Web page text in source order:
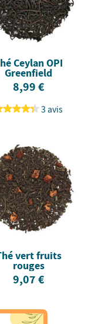
Ceylan OPI
Greenfield
8,99 €
3 avis
vert fruits
rouges
9,07 €